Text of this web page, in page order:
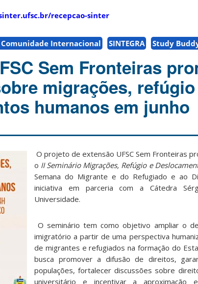
recepcao-sinter
Comunidade Internacional SINTEGRA Study
Sem Fronteiras
migrações,
humanos em junho
O projeto de extensão UFSC Sem Fronteiras
o II Seminário Migrações, Refúgio e
Semana do Migrante e do Refugiado e ao
iniciativa em parceria com a Cátedra
Universidade.
O seminário tem como objetivo ampliar o
imigratório a partir de uma perspectiva
de migrantes e refugiados na formação do
busca promover a difusão de direitos,
populações, fortalecer discussões sobre
universitário e incentivar a aproximação